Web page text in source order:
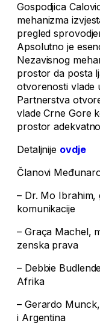
Gospodjica
mehanizma
pregled
Apsolutno je
Nezavisnog
prostor da posta
otvorenosti vlade
Partnerstva
vlade Crne Gore
prostor
Detaljnije ovdje
Članovi
– Dr. Mo
komunikacije
– Graça Machel,
zenska prava
– Debbie
Afrika
– Gerardo
i Argentina